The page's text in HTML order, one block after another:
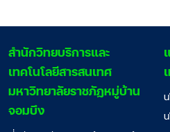
สํานักวิทยบริการและ
เทคโนโลยีสารสนเทศ
มหาวิทยาลัยราชภัฏหมู่บ้าน
จอมบึง